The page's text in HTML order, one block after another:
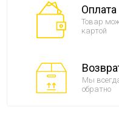
Оплата
Товар
картой
Мы
обратно